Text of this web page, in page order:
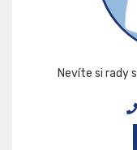
Nevíte si rady